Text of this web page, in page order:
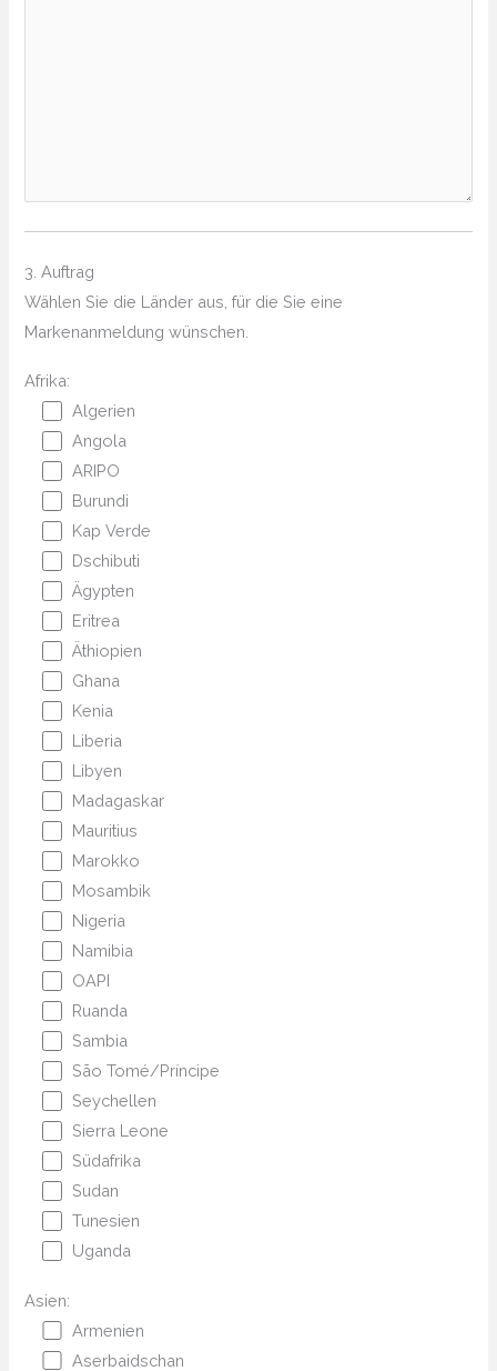
3. Auftrag
Wählen Sie die Länder aus, für die Sie eine
Markenanmeldung wünschen.
Afrika:
Algerien
Angola
ARIPO
Burundi
Kap Verde
Dschibuti
Ägypten
Eritrea
Äthiopien
Ghana
Kenia
Liberia
Libyen
Madagaskar
Mauritius
Marokko
Mosambik
Nigeria
Namibia
OAPI
Ruanda
Sambia
São Tomé/Príncipe
Seychellen
Sierra Leone
Südafrika
Sudan
Tunesien
Uganda
Asien:
Armenien
Aserbaidschan